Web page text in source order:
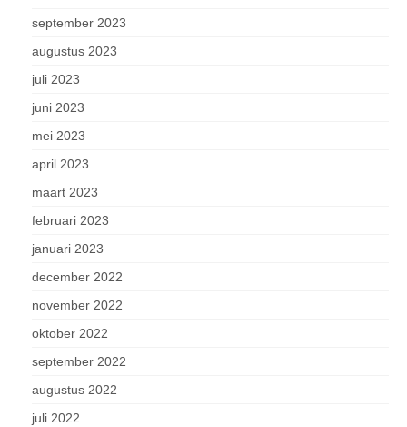
september 2023
augustus 2023
juli 2023
juni 2023
mei 2023
april 2023
maart 2023
februari 2023
januari 2023
december 2022
november 2022
oktober 2022
september 2022
augustus 2022
juli 2022